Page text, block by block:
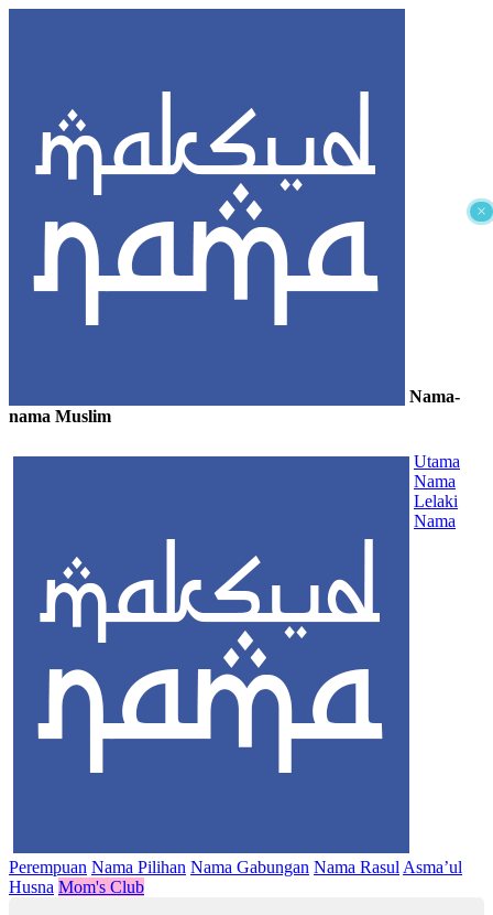
×
Nama-
nama Muslim
Utama
Nama
Lelaki
Nama
Perempuan Nama Pilihan Nama Gabungan Nama Rasul Asma’ul
Husna Mom's Club